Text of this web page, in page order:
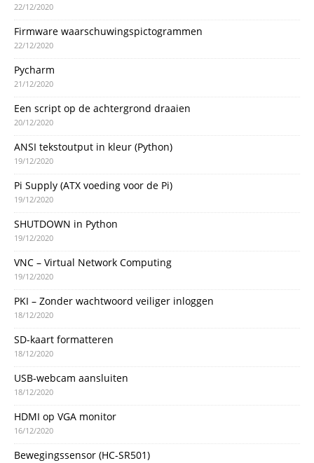
22/12/2020
Firmware waarschuwingspictogrammen
22/12/2020
Pycharm
21/12/2020
Een script op de achtergrond draaien
20/12/2020
ANSI tekstoutput in kleur (Python)
19/12/2020
Pi Supply (ATX voeding voor de Pi)
19/12/2020
SHUTDOWN in Python
19/12/2020
VNC – Virtual Network Computing
19/12/2020
PKI – Zonder wachtwoord veiliger inloggen
18/12/2020
SD-kaart formatteren
18/12/2020
USB-webcam aansluiten
18/12/2020
HDMI op VGA monitor
16/12/2020
Bewegingssensor (HC-SR501)